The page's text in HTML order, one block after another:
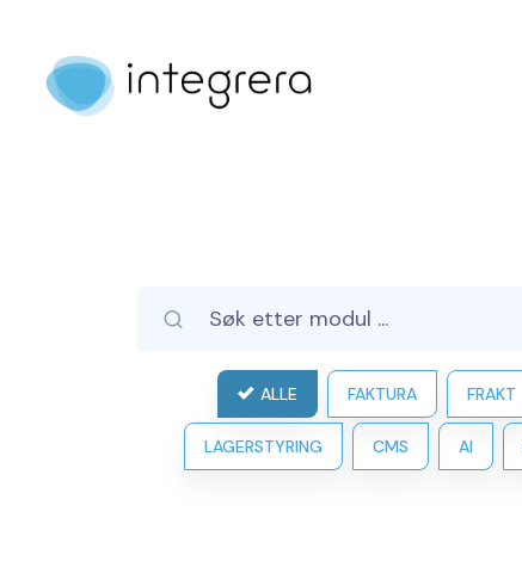
ALLE FAKTURA FRAKT
LAGERSTYRING CMS AI